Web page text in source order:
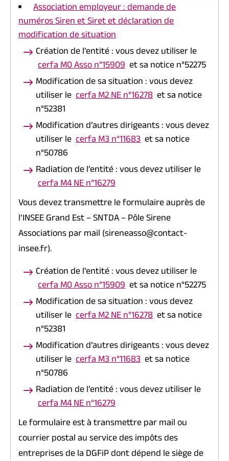
Association employeur : demande de
numéros Siren et Siret et déclaration de
modification de situation
Création de l’entité : vous devez utiliser le
cerfa M0 Asso n°15909 et sa notice n°52275
Modification de sa situation : vous devez
utiliser le cerfa M2 NE n°16278 et sa notice
n°52381
Modification d’autres dirigeants : vous devez
utiliser le cerfa M3 n°11683 et sa notice
n°50786
Radiation de l’entité : vous devez utiliser le
cerfa M4 NE n°16279
Vous devez transmettre le formulaire auprès de
l’INSEE Grand Est – SNTDA – Pôle Sirene
Associations par mail (sireneasso@contact-
insee.fr).
Création de l’entité : vous devez utiliser le
cerfa M0 Asso n°15909 et sa notice n°52275
Modification de sa situation : vous devez
utiliser le cerfa M2 NE n°16278 et sa notice
n°52381
Modification d’autres dirigeants : vous devez
utiliser le cerfa M3 n°11683 et sa notice
n°50786
Radiation de l’entité : vous devez utiliser le
cerfa M4 NE n°16279
Le formulaire est à transmettre par mail ou
courrier postal au service des impôts des
entreprises de la DGFiP dont dépend le siège de